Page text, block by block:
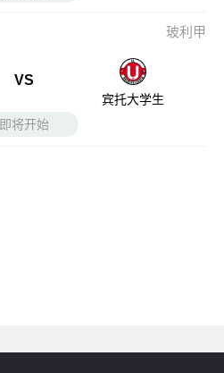
玻利甲
VS
宾托大学生
即将开始